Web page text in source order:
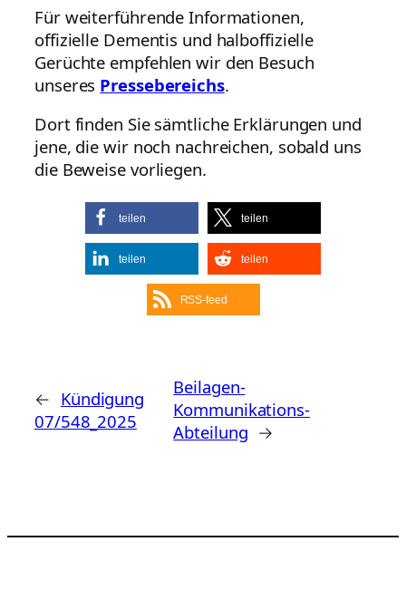
Für weiterführende Informationen,
offizielle Dementis und halboffizielle
Gerüchte empfehlen wir den Besuch
unseres Pressebereichs.
Dort finden Sie sämtliche Erklärungen und
jene, die wir noch nachreichen, sobald uns
die Beweise vorliegen.
teilen teilen
teilen teilen
RSS-feed
← Kündigung
07/548_2025
Beilagen-
Kommunikations-
Abteilung →